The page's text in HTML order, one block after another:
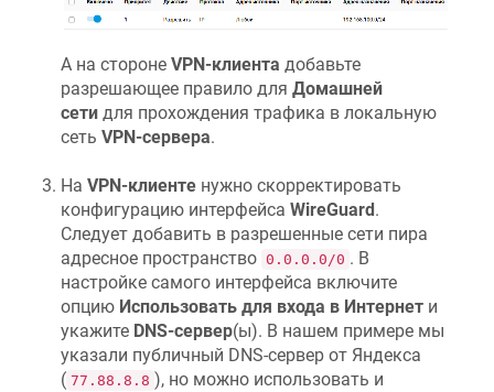
А на стороне VPN-клиента добавьте
разрешающее правило для Домашней
сети для прохождения трафика в локальную
сеть VPN-сервера.
На VPN-клиенте нужно скорректировать
конфигурацию интерфейса WireGuard .
Следует добавить в разрешенные сети пира
адресное пространство 0.0.0.0/0 . В
настройке самого интерфейса включите
опцию Использовать для входа в Интернет и
укажите DNS-сервер(ы). В нашем примере мы
указали публичный DNS-сервер от Яндекса
( 77.88.8.8 ), но можно использовать и